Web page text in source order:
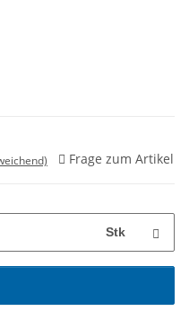
Frage zum Artikel
Stk